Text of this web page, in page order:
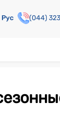
Рус (044)